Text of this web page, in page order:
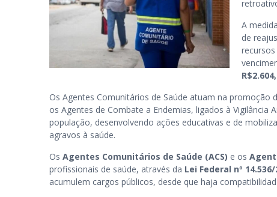
A
de
Os Agentes Comunitários de Saúde atuam na promoção
os Agentes de Combate a Endemias, ligados à
população, desenvolvendo ações educativas e de
agravos à saúde.
Os Agentes Comunitários de Saúde (ACS) e os
profissionais de saúde, através da Lei Federal nº 14.536/
acumulem cargos públicos, desde que haja